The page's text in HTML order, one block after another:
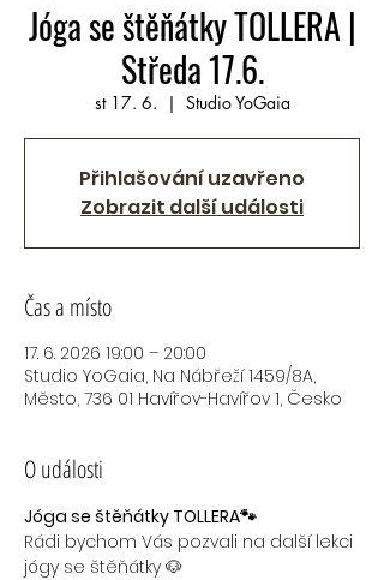
Jóga se štěňátky TOLLERA |
Středa 17.6.
st 17. 6.
  |
Studio YoGaia
Přihlašování uzavřeno
Zobrazit další události
Čas a místo
17. 6. 2026 19:00 – 20:00
Studio YoGaia, Na Nábřeží 1459/8A,
Město, 736 01 Havířov-Havířov 1, Česko
O události
Jóga se štěňátky TOLLERA🐾
Rádi bychom Vás pozvali na další lekci
jógy se štěňátky 🐶